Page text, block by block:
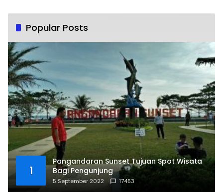
Popular Posts
1
Pangandaran Sunset Tujuan Spot Wisata
Bagi Pengunjung
5 September 2022 17453